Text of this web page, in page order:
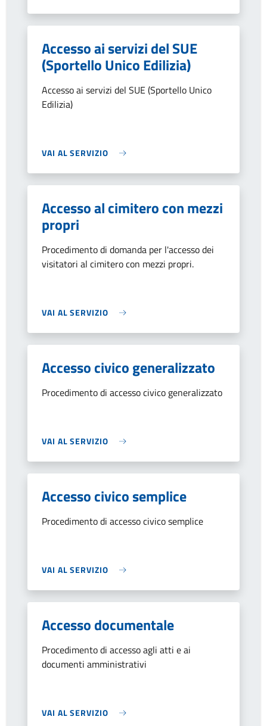
Accesso ai servizi del SUE
(Sportello Unico Edilizia)
Accesso ai servizi del SUE (Sportello Unico
Edilizia)
VAI AL SERVIZIO
Accesso al cimitero con mezzi
propri
Procedimento di domanda per l'accesso dei
visitatori al cimitero con mezzi propri.
VAI AL SERVIZIO
Accesso civico generalizzato
Procedimento di accesso civico generalizzato
VAI AL SERVIZIO
Accesso civico semplice
Procedimento di accesso civico semplice
VAI AL SERVIZIO
Accesso documentale
Procedimento di accesso agli atti e ai
documenti amministrativi
VAI AL SERVIZIO